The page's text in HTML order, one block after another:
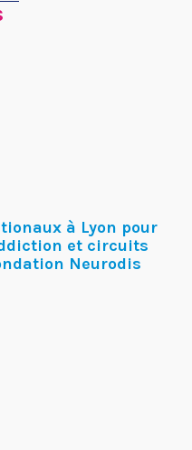
à Lyon pour
et circuits
Neurodis